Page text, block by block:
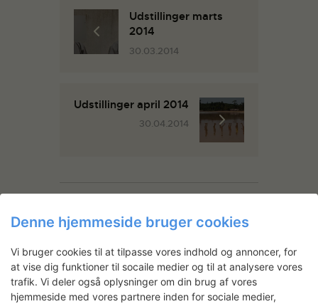
Udstillinger marts
2014
30.03.2014
Udstillinger april 2014
30.04.2014
You May Also Like
Denne hjemmeside bruger cookies
Vi bruger cookies til at tilpasse vores indhold og annoncer, for
at vise dig funktioner til socaile medier og til at analysere vores
trafik. Vi deler også oplysninger om din brug af vores
hjemmeside med vores partnere inden for sociale medier,